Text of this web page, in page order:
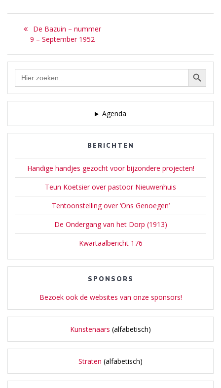
Bericht
navigatie
Previous
post:
De Bazuin – nummer
9 – September 1952
Zoek Zoekknop
Agenda
BERICHTEN
Handige handjes gezocht voor bijzondere projecten!
Teun Koetsier over pastoor Nieuwenhuis
Tentoonstelling over ‘Ons Genoegen’
De Ondergang van het Dorp (1913)
Kwartaalbericht 176
SPONSORS
Bezoek ook de websites van onze sponsors!
Kunstenaars (alfabetisch)
Straten (alfabetisch)